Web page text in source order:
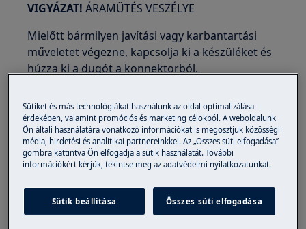
VIGYÁZAT! ÁRAMÜTÉS VESZÉLYE
Mielőtt bármilyen javítási vagy karbantartási
műveletet végezne, kapcsolja ki a készüléket és
húzza ki a dugót a konnektorból.
Sütiket és más technológiákat használunk az oldal optimalizálása
érdekében, valamint promóciós és marketing célokból. A weboldalunk
Ön általi használatára vonatkozó információkat is megosztjuk közösségi
média, hirdetési és analitikai partnereinkkel. Az „Összes süti elfogadása”
gombra kattintva Ön elfogadja a sütik használatát. További
információkért kérjük, tekintse meg az adatvédelmi nyilatkozatunkat.
Sütik beállítása Összes süti elfogadása